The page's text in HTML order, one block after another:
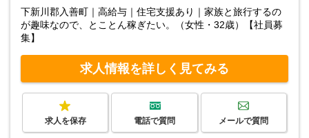
下新川郡入善町｜高給与｜住宅支援あり｜家族と旅行するの
が趣味なので、とことん稼ぎたい。（女性・32歳）【社員募
集】
求人情報を詳しく見てみる
求人を保存 電話で質問 メールで質問